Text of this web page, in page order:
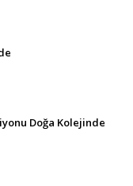
Doğa Kolejinde